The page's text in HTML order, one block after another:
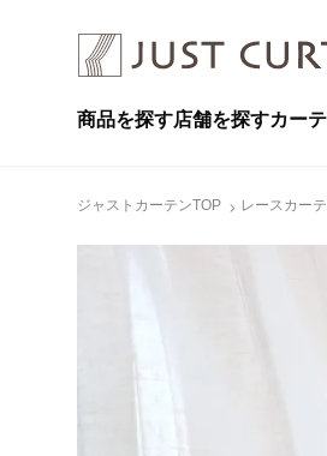
商品を探す店舗を探すカー
ジャストカーテンTOP レースカー